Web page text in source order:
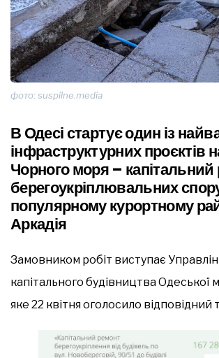
фото: suspilne.media
В Одесі стартує один із
інфраструктурних проєктів
Чорного моря –
берегоукріплювальних
популярному курортному
Аркадія
Замовником робіт виступає
капітального будівництва Одеської
яке 22 квітня оголосило відповідний